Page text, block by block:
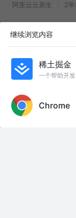
1
阿里云云原生 2年
友情链接：
狼共舞2 #因为一个片段
#熊出没 @创作灵感小助
《当我捡到指挥官被大
我勒个黑号 #欢迎来到
上cfm打爆破
继续浏览内容
稀土掘金
一个帮助开
Chrome